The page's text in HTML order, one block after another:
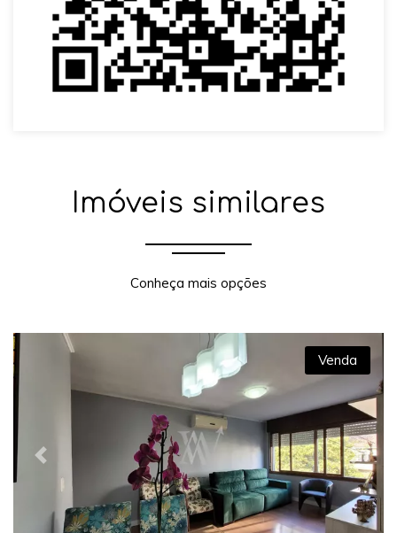
Imóveis similares
Conheça mais opções
Previous Next
Venda